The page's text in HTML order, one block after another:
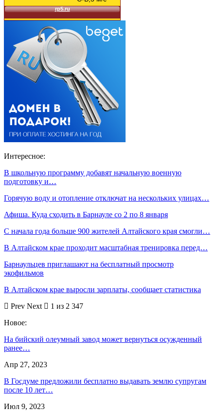
Интересное:
В школьную программу добавят начальную военную
подготовку и…
Горячую воду и отопление отключат на нескольких улицах…
Афиша. Куда сходить в Барнауле со 2 по 8 января
С начала года больше 900 жителей Алтайского края смогли…
В Алтайском крае проходит масштабная тренировка перед…
Барнаульцев приглашают на бесплатный просмотр
экофильмов
В Алтайском крае выросли зарплаты, сообщает статистика
Prev Next
1 из 2 347
Новое:
На бийский олеумный завод может вернуться осужденный
ранее…
Апр 27, 2023
В Госдуме предложили бесплатно выдавать землю супругам
после 10 лет…
Июл 9, 2023